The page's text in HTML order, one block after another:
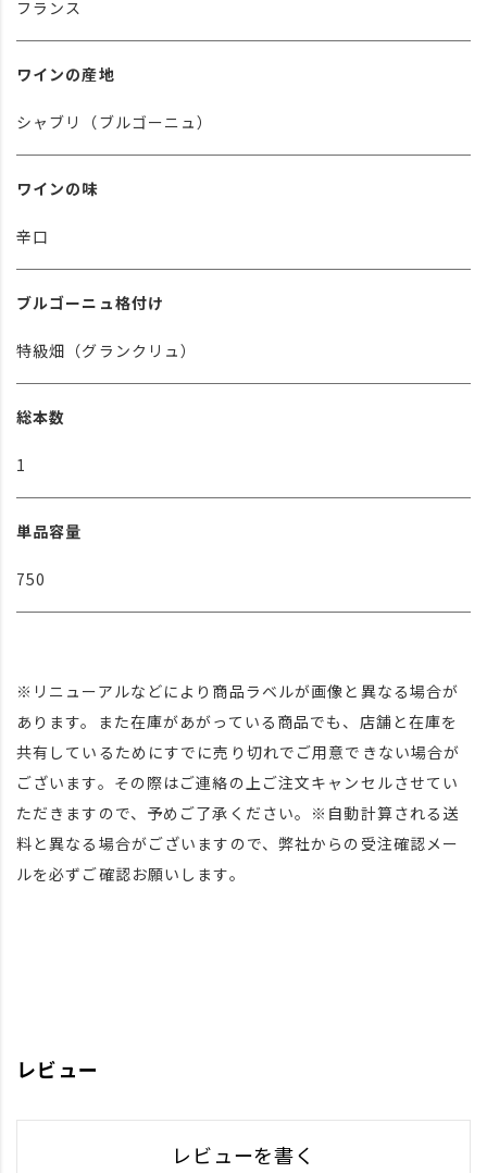
フランス
ワインの産地
シャブリ（ブルゴーニュ）
ワインの味
辛口
ブルゴーニュ格付け
特級畑（グランクリュ）
総本数
1
単品容量
750
※リニューアルなどにより商品ラベルが画像と異なる場合が
あります。また在庫があがっている商品でも、店舗と在庫を
共有しているためにすでに売り切れでご用意できない場合が
ございます。その際はご連絡の上ご注文キャンセルさせてい
ただきますので、予めご了承ください。※自動計算される送
料と異なる場合がございますので、弊社からの受注確認メー
ルを必ずご確認お願いします。
レビュー
レビューを書く